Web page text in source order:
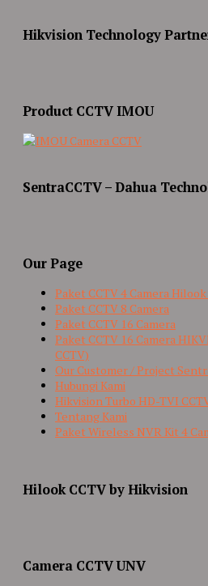
Hikvision Technology
Product CCTV IMOU
SentraCCTV – Dahua
Our Page
Paket CCTV 4 Camera
Paket CCTV 8 Camera
Paket CCTV 16 Camera
Paket CCTV 16 Camera
CCTV)
Our Customer / Project
Hubungi Kami
Hikvision Turbo HD-TVI
Tentang Kami
Paket Wireless NVR Kit 4
Hilook CCTV by Hikvision
Camera CCTV UNV